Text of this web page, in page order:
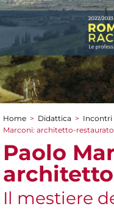
Tu sei qui
Home > Didattica > Incontri
Marconi: architetto-
Paolo
Il mestiere